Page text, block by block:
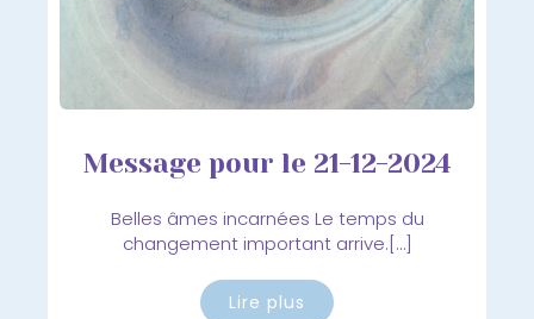
Message pour le 21-12-2024
Belles âmes incarnées Le temps du
changement important arrive.[…]
Lire plus